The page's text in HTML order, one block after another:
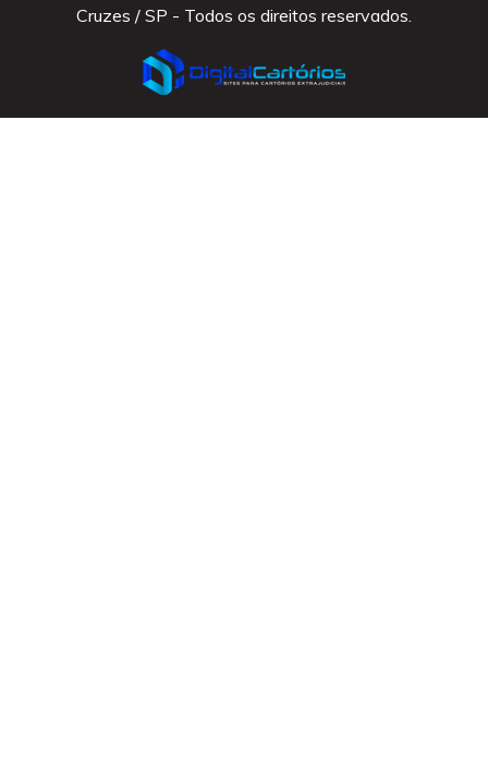
Cruzes / SP - Todos os direitos reservados.